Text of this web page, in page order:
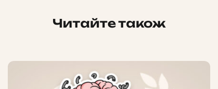
Читайте також